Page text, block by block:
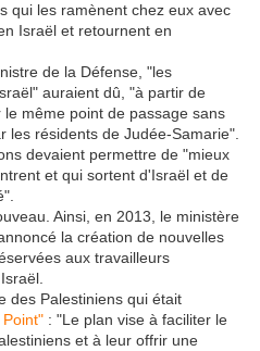
qui les ramènent chez eux avec
Israël et retournent en
de la Défense, "les
auraient dû, "à partir de
même point de passage sans
les résidents de Judée-Samarie".
devaient permettre de "mieux
et qui sortent d'Israël et de
Ainsi, en 2013, le ministère
la création de nouvelles
aux travailleurs
des Palestiniens qui était
: "Le plan vise à faciliter le
et à leur offrir une